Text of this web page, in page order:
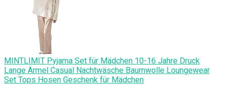
MINTLIMIT Pyjama Set für Mädchen 10-16 Jahre Druck
Lange Ärmel Casual Nachtwäsche Baumwolle Loungewear
Set Tops Hosen Geschenk für Mädchen